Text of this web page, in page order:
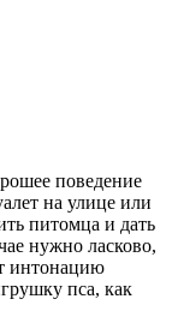
поведение
на улице или
питомца и дать
нужно ласково,
интонацию
пса, как